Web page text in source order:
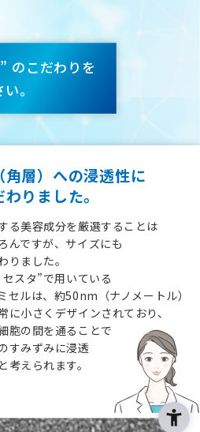
のこだわりを
。
角層）への浸透性に
わりました。
る美容成分を厳選することは
んですが、 サイズにも
りました。
セスタ”で用いている
セルは、約50nm（ナノメートル）
に小さく デザインされており、
胞の間を通ることで
すみずみに浸透
考えられます。